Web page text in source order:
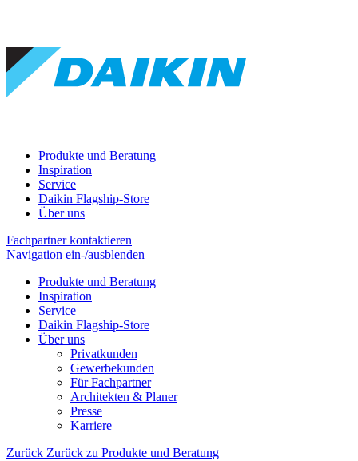
Produkte und Beratung
Inspiration
Service
Daikin Flagship-Store
Über uns
Fachpartner kontaktieren
Navigation ein-/ausblenden
Produkte und Beratung
Inspiration
Service
Daikin Flagship-Store
Über uns
Privatkunden
Gewerbekunden
Für Fachpartner
Architekten & Planer
Presse
Karriere
Zurück Zurück zu Produkte und Beratung